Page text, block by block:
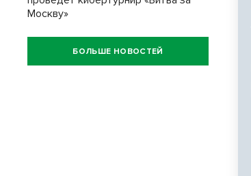
Москву»
БОЛЬШЕ НОВОСТЕЙ